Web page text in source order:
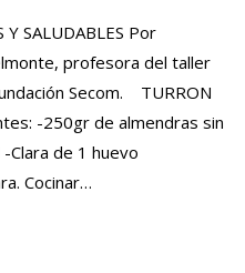
Y SALUDABLES Por
profesora del taller
Secom. TURRON
-250gr de almendras sin
de 1 huevo
Cocinar…